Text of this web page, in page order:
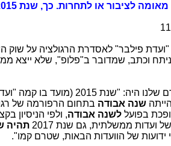
פילבר" לאסדרת הרגולציה על שוק
וכתב, שמדובר ב"פלופ", שלא ייצא
המשפט המרכזי בניתוח הקודם שלנו היה:
שנה אבודה בתחום הרפורמה של
לשנה אבודה, ולפי הניסיון
ועדות ממשלתית, גם שנת 2017
תהיה
של הוועדות הבאות, שטרם קמו".